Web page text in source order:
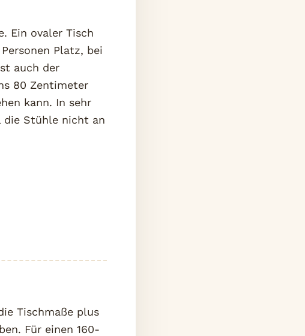
Ein ovaler Tisch
Platz, bei
auch der
80 Zentimeter
kann. In sehr
Stühle nicht an
Tischmaße plus
Für einen 160-